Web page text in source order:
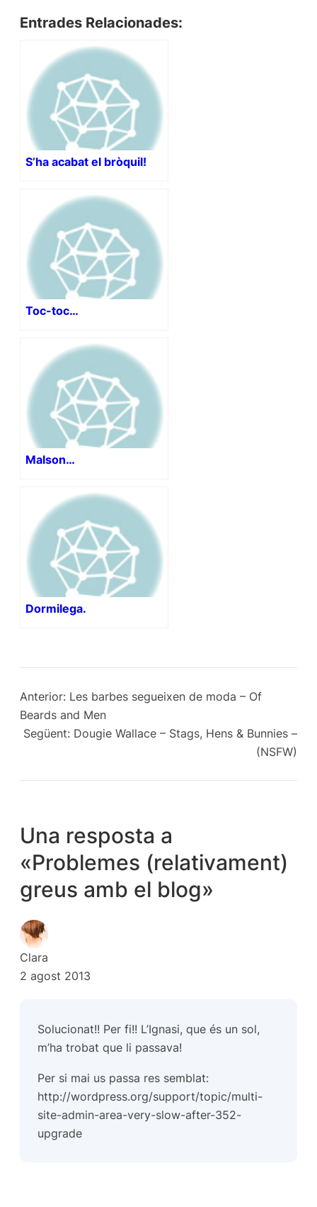
Entrades Relacionades:
S’ha acabat el bròquil!
Toc-toc…
Malson…
Dormilega.
Anterior: Les barbes segueixen de moda – Of
Beards and Men
Següent: Dougie Wallace – Stags, Hens & Bunnies –
(NSFW)
Una resposta a
«Problemes (relativament)
greus amb el blog»
Clara
2 agost 2013
Solucionat!! Per fi!! L’Ignasi, que és un sol,
m’ha trobat que li passava!
Per si mai us passa res semblat:
http://wordpress.org/support/topic/multi-
site-admin-area-very-slow-after-352-
upgrade